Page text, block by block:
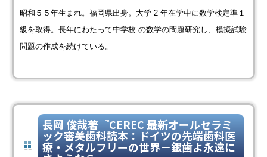
昭和５５年生まれ。福岡県出身。大学 2 年在学中に数学検定準１
級を取得。長年にわたって中学校 の数学の問題研究し、模擬試験
問題の作成を続けている。
長岡 俊哉著『CEREC 最新オールセラミ
ック審美歯科読本：ドイツの先端歯科医
療・メタルフリーの世界－銀歯よ永遠に